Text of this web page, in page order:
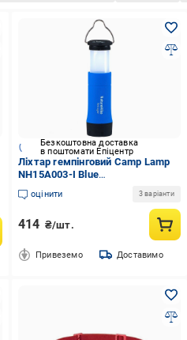
Безкоштовна доставка
в поштомати Епіцентр
Ліхтар rемпінговий Camp Lamp
NH15A003-I Blue
(6927595716120)
оцінити 3 варіанти
414 ₴/шт.
Привеземо Доставимо